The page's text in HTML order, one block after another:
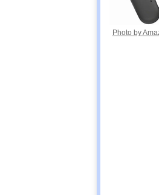
Photo by